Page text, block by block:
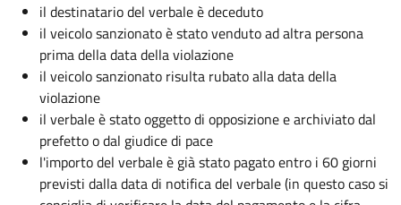
il destinatario del verbale è deceduto
il veicolo sanzionato è stato venduto ad altra persona
prima della data della violazione
il veicolo sanzionato risulta rubato alla data della
violazione
il verbale è stato oggetto di opposizione e archiviato dal
prefetto o dal giudice di pace
l'importo del verbale è già stato pagato entro i 60 giorni
previsti dalla data di notifica del verbale (in questo caso si